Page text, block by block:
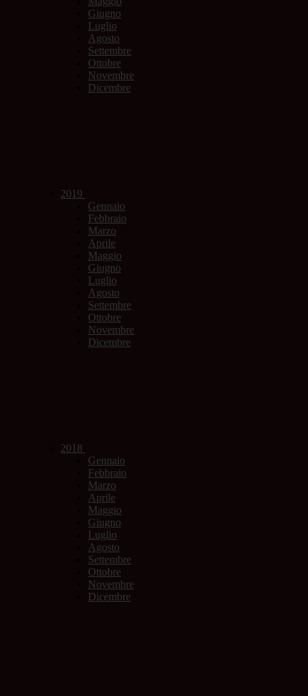
Giugno
Luglio
Agosto
Settembre
Ottobre
Novembre
Dicembre
2019
Gennaio
Febbraio
Marzo
Aprile
Maggio
Giugno
Luglio
Agosto
Settembre
Ottobre
Novembre
Dicembre
2018
Gennaio
Febbraio
Marzo
Aprile
Maggio
Giugno
Luglio
Agosto
Settembre
Ottobre
Novembre
Dicembre